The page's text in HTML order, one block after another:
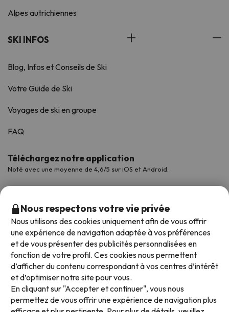
Alpes autrichiennes
SKI INFOS
Blog, Infos et Conseils de Ski
Votre Guide de Ski
Voyages de ski en groupe
FAQ
Téléchargez notre application
Noté avec une moyenne de 4,6/5 sur iOS et Android.
Modes de paiement disponibles
Nous respectons votre vie privée
Nous utilisons des cookies uniquement afin de vous offrir
une expérience de navigation adaptée à vos préférences
et de vous présenter des publicités personnalisées en
fonction de votre profil. Ces cookies nous permettent
d’afficher du contenu correspondant à vos centres d’intérêt
et d’optimiser notre site pour vous.
En cliquant sur "Accepter et continuer", vous nous
permettez de vous offrir une expérience de navigation plus